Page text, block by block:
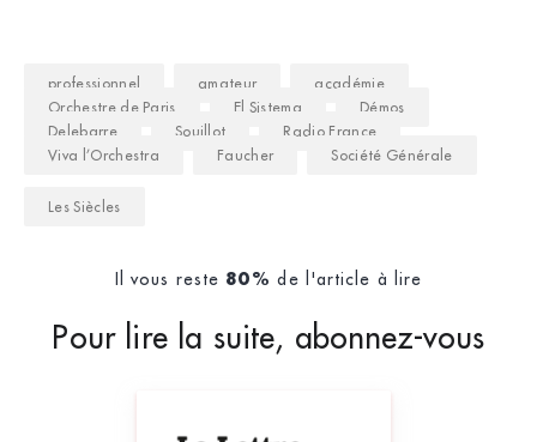
professionnel amateur
académie
Orchestre de Paris
El Sistema
Démos
Delebarre
Souillot
Radio France
Viva l’Orchestra
Faucher Société Générale
Les Siècles
Il vous reste 80% de l'article à lire
Pour lire la suite, abonnez-vous